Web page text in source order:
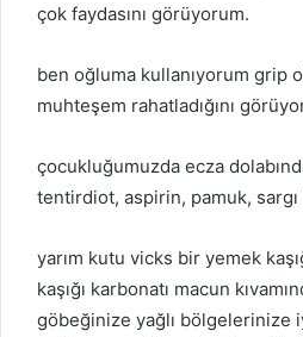
çok faydasını görüyorum.
ben oğluma kullanıyorum grip
muhteşem rahatladığını
çocukluğumuzda ecza
tentirdiot, aspirin, pamuk,
yarım kutu vicks bir yemek
kaşığı karbonatı macun
göbeğinize yağlı bölgelerinize